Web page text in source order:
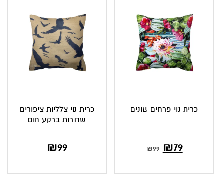
כרית נוי פרחים שונים
₪99 ₪79
כרית נוי צלליות ציפורים
שחורות ברקע חום
₪99